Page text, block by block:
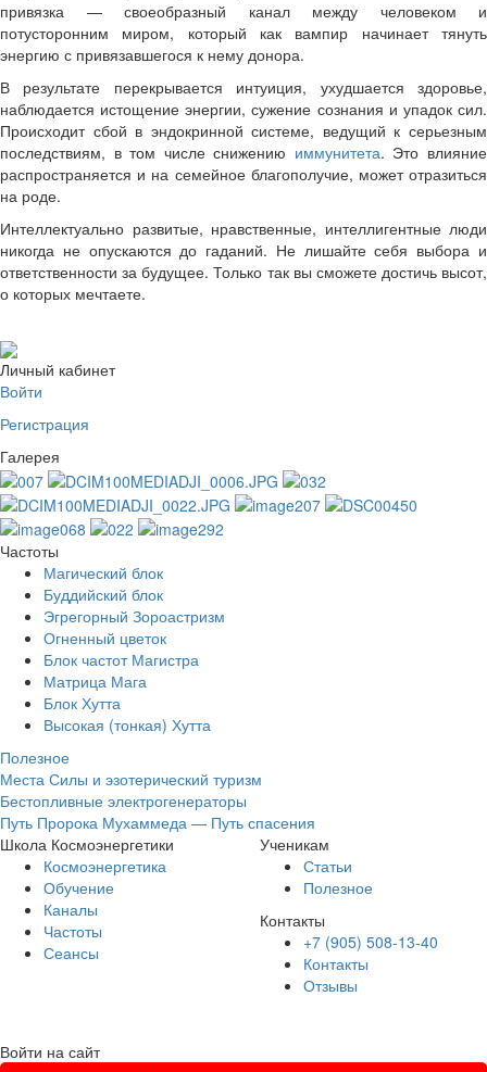
привязка — своеобразный канал между человеком и
потусторонним миром, который как вампир начинает тянуть
энергию с привязавшегося к нему донора.
В результате перекрывается интуиция, ухудшается здоровье,
наблюдается истощение энергии, сужение сознания и упадок сил.
Происходит сбой в эндокринной системе, ведущий к серьезным
последствиям, в том числе снижению иммунитета. Это влияние
распространяется и на семейное благополучие, может отразиться
на роде.
Интеллектуально развитые, нравственные, интеллигентные люди
никогда не опускаются до гаданий. Не лишайте себя выбора и
ответственности за будущее. Только так вы сможете достичь высот,
о которых мечтаете.
Личный кабинет
Войти
Регистрация
Галерея
Частоты
Магический блок
Буддийский блок
Эгрегорный Зороастризм
Огненный цветок
Блок частот Магистра
Матрица Мага
Блок Хутта
Высокая (тонкая) Хутта
Полезное
Места Силы и эзотерический туризм
Бестопливные электрогенераторы
Путь Пророка Мухаммеда — Путь спасения
Школа Космоэнергетики
Космоэнергетика
Обучение
Каналы
Частоты
Сеансы
Ученикам
Статьи
Полезное
Контакты
+7 (905) 508-13-40
Контакты
Отзывы
Войти на сайт